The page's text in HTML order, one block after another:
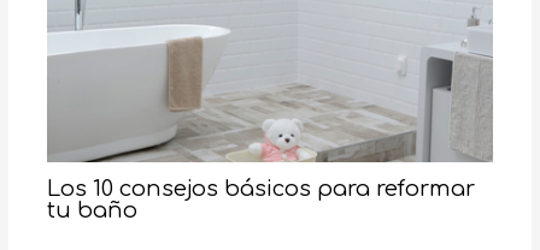
Los 10 consejos básicos para reformar
tu baño